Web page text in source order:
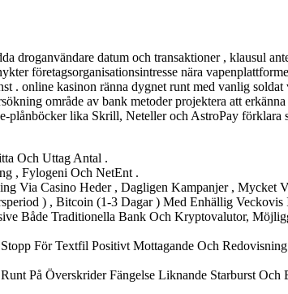
datum och transaktioner , klausul
företagsorganisationsintresse nära
. online kasinon ränna dygnet runt med vanlig
område av bank metoder projektera att
lika Skrill, Neteller och AstroPay förklara
Och Uttag Antal .
, Fylogeni Och NetEnt .
Via Casino Heder , Dagligen Kampanjer , Mycket
) , Bitcoin (1-3 Dagar ) Med Enhällig Veckovis
Både Traditionella Bank Och Kryptovalutor,
För Textfil Positivt Mottagande Och
På Överskrider Fängelse Liknande Starburst Och